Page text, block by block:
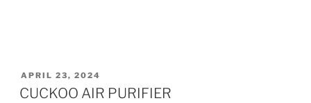
APRIL 23, 2024
CUCKOO AIR PURIFIER